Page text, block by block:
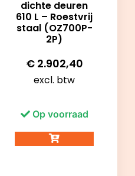
dichte deuren
610 L – Roestvrij
staal (OZ700P-
2P)
€2.902,40
excl. btw
Op voorraad